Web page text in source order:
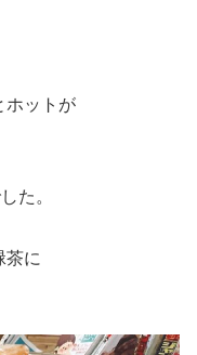
ホットが
た。
茶に